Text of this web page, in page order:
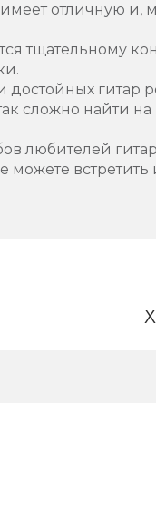
имеет отличную
тщательному
достойных
сложно найти
любителей
можете